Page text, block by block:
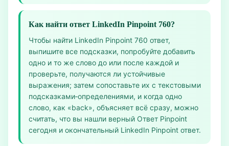
Как найти ответ LinkedIn Pinpoint 760?
Чтобы найти LinkedIn Pinpoint 760 ответ,
выпишите все подсказки, попробуйте добавить
одно и то же слово до или после каждой и
проверьте, получаются ли устойчивые
выражения; затем сопоставьте их с текстовыми
подсказками‑определениями, и когда одно
слово, как «back», объясняет всё сразу, можно
считать, что вы нашли верный Ответ Pinpoint
сегодня и окончательный LinkedIn Pinpoint ответ.